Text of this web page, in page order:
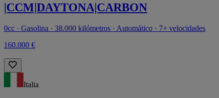
|CCM|DAYTONA|CARBON
0cc · Gasolina · 38.000 kilómetros · Automático · 7+ velocidades
160.000 €
Italia